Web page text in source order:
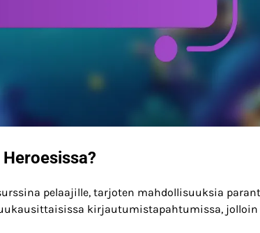
pelaajille, tarjoten mahdollisuuksia
kirjautumistapahtumissa, jolloin